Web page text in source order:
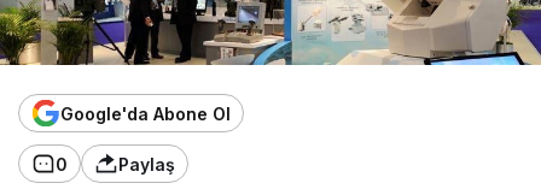
Google'da Abone Ol
0 Paylaş